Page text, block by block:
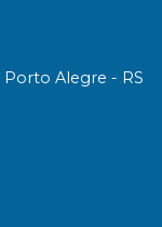
Porto Alegre - RS